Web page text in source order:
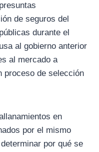
de seguros del
durante el
al gobierno anterior
al mercado a
proceso de selección
en
por el mismo
por qué se